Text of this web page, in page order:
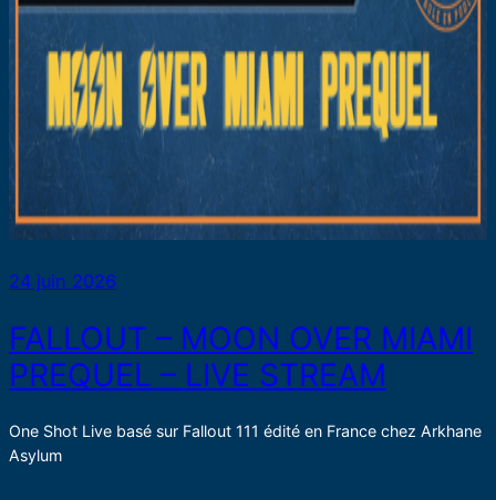
24 juin 2026
FALLOUT – MOON OVER MIAMI
PREQUEL – LIVE STREAM
One Shot Live basé sur Fallout 111 édité en France chez Arkhane
Asylum